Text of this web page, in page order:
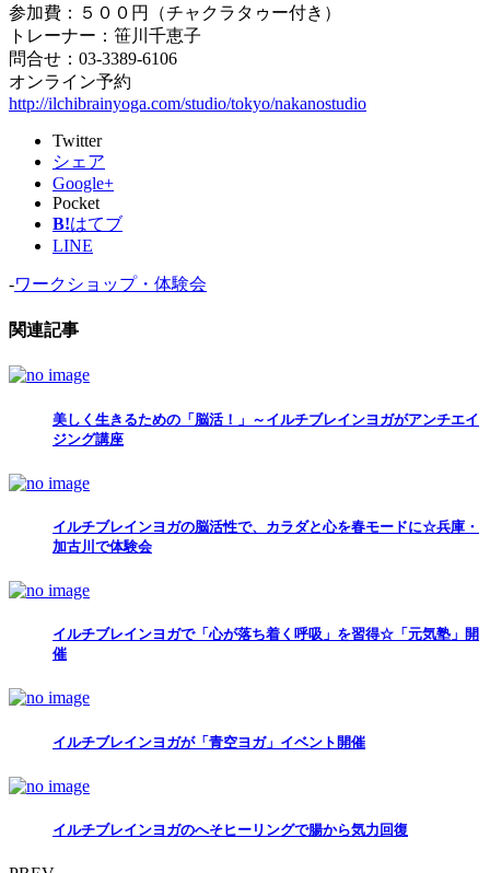
参加費：５００円（チャクラタゥー付き）
トレーナー：笹川千恵子
問合せ：03-3389-6106
オンライン予約
http://ilchibrainyoga.com/studio/tokyo/nakanostudio
Twitter
シェア
Google+
Pocket
B!はてブ
LINE
-ワークショップ・体験会
関連記事
美しく生きるための「脳活！」～イルチブレインヨガがアンチエイ
ジング講座
イルチブレインヨガの脳活性で、カラダと心を春モードに☆兵庫・
加古川で体験会
イルチブレインヨガで「心が落ち着く呼吸」を習得☆「元気塾」開
催
イルチブレインヨガが「青空ヨガ」イベント開催
イルチブレインヨガのへそヒーリングで腸から気力回復